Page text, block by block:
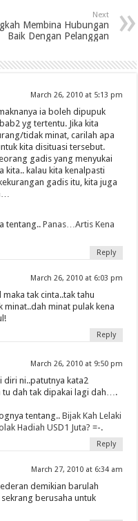
Next
Membina Hubungan
Baik Dengan Pelanggan
March 26, 2010 at 5:13 pm
ia boleh dipupuk
yg tertentu. Jika kita
tidak minat, carilah apa
kita disituasi tersebut.
gadis yang menyukai
kita.. kalau kita kenalpasti
gadis itu, kita juga
tentang..Panas…Artis Kena
Reply
March 26, 2010 at 6:03 pm
maka tak cinta..tak tahu
minat..dah minat pulak kena
Reply
March 26, 2010 at 9:50 pm
diri ni..patutnya kata2
tu dah tak dipakai lagi dah….
tentang..Bijak Kah Lelaki
Hadiah USD1 Juta? =-.
Reply
March 27, 2010 at 6:34 am
demikian barulah
berusaha untuk